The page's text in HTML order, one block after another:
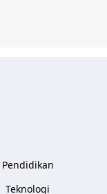
Pendidikan
Teknologi